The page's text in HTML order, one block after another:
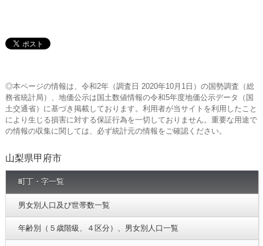
◎本ページの情報は、令和2年（調査日 2020年10月1日）の国勢調査（総
務省統計局）、地価公示は国土数値情報の令和5年度地価公示データ（国
土交通省）に基づき掲載しております。利用者が当サイトを利用したこと
により生じる損害に対する保証行為を一切しておりません。重要な用途で
の情報の収集に関しては、必ず統計元の情報をご確認ください。
山梨県甲府市
町丁・字一覧
男女別人口及び世帯数一覧
年齢別（５歳階級、４区分）、男女別人口一覧